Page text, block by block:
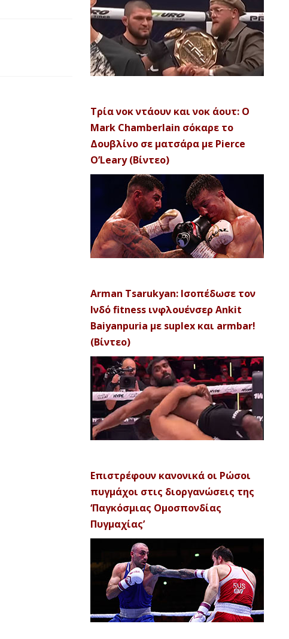
Τρία νοκ ντάουν και νοκ άουτ: Ο
Mark Chamberlain σόκαρε το
Δουβλίνο σε ματσάρα με Pierce
O’Leary (Βίντεο)
Arman Tsarukyan: Ισοπέδωσε τον
Ινδό fitness ινφλουένσερ Ankit
Baiyanpuria με suplex και armbar!
(Βίντεο)
Επιστρέφουν κανονικά οι Ρώσοι
πυγμάχοι στις διοργανώσεις της
‘Παγκόσμιας Ομοσπονδίας
Πυγμαχίας’